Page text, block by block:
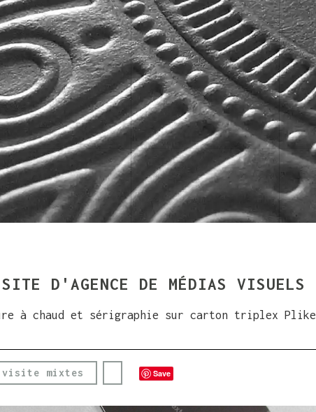
D'AGENCE DE MÉDIAS VISUELS
à chaud et sérigraphie sur carton triplex Plike
mixtes Save